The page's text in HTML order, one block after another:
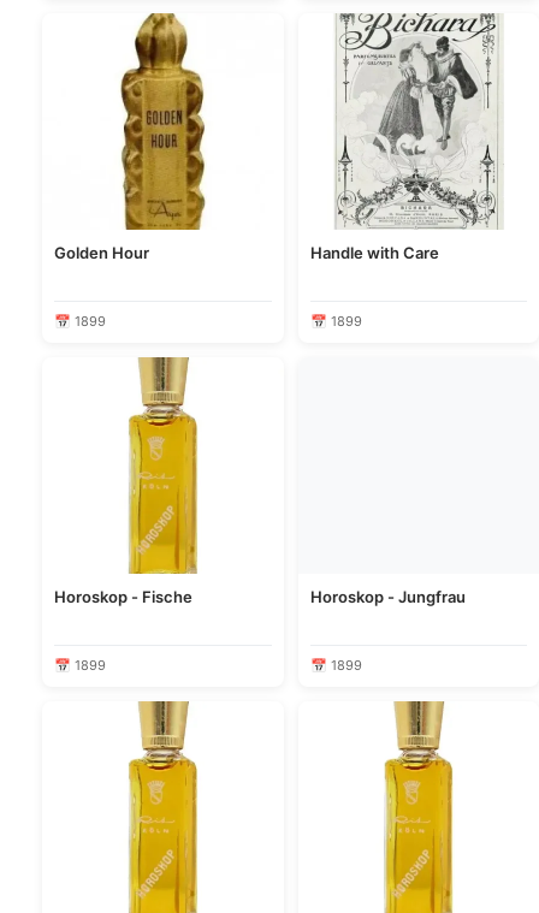
Golden Hour
📅 1899
Handle with Care
📅 1899
Horoskop - Fische
📅 1899
Horoskop - Jungfrau
📅 1899